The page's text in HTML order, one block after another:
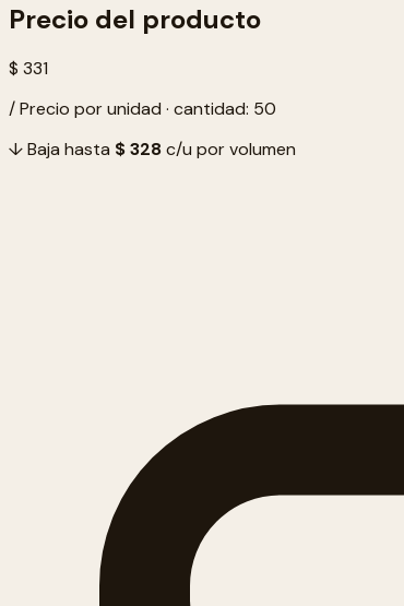
Precio del producto
$ 331
/ Precio por unidad · cantidad: 50
↓ Baja hasta $ 328c/u por volumen